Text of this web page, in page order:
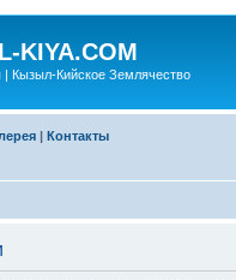
KIYA.COM
Кызыл-Кийское Землячество
| Контакты